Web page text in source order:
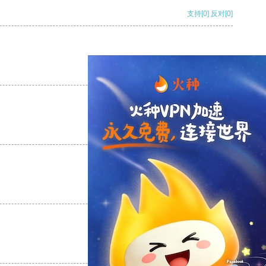
支持[0] 反对[0]
支持 [0] 反对[0]
支持[0] 反对
支持[0] 反对[0]